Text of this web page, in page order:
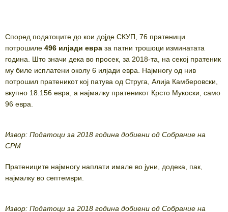
Според податоците до кои дојде СКУП, 76 пратеници
потрошиле 496 илјади евра за патни трошоци изминатата
година. Што значи дека во просек, за 2018-та, на секој пратеник
му биле исплатени околу 6 илјади евра. Најмногу од нив
потрошил пратеникот кој патува од Струга, Алија Камберовски,
вкупно 18.156 евра, а најмалку пратеникот Крсто Мукоски, само
96 евра.
Извор: Податоци за 2018 година добиени од Собрание на
СРМ
Пратениците најмногу наплати имале во јуни, додека, пак,
најмалку во септември.
Извор: Податоци за 2018 година добиени од Собрание на